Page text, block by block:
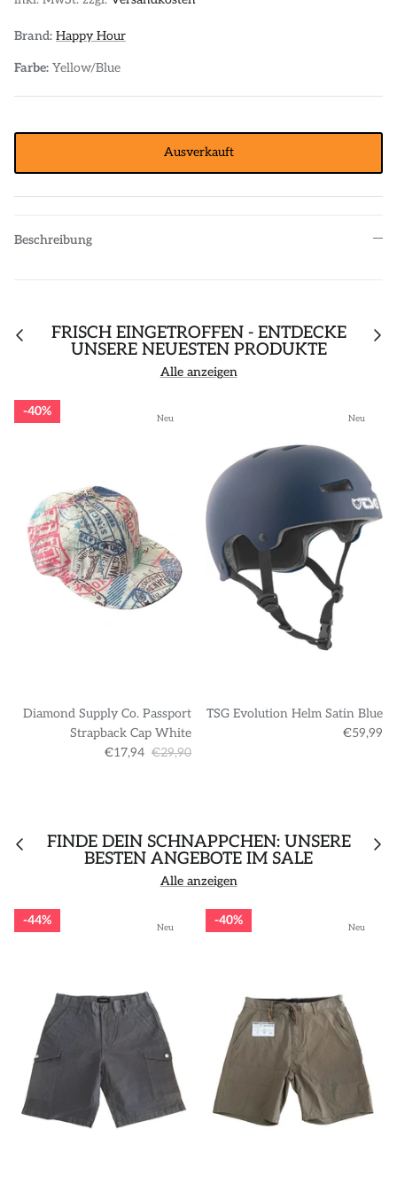
DIVERSE ACCESSORIES
Brand: Happy Hour
Farbe: Yellow/Blue
Ausverkauft
Beschreibung
FRISCH EINGETROFFEN - ENTDECKE
UNSERE NEUESTEN PRODUKTE
Alle anzeigen
Neu
40%
Diamond Supply Co. Passport
Strapback Cap White
€17,94 €29,90
Neu
TSG Evolution Helm Satin Blue
€59,99
FINDE DEIN SCHNÄPPCHEN: UNSERE
BESTEN ANGEBOTE IM SALE
Alle anzeigen
Neu
44% Neu
40%